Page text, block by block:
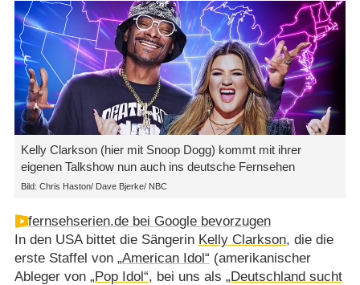
Kelly Clarkson (hier mit Snoop Dogg) kommt mit ihrer
eigenen Talkshow nun auch ins deutsche Fernsehen
Bild: Chris Haston/ Dave Bjerke/ NBC
fernsehserien.de bei Google bevorzugen
In den USA bittet die Sängerin Kelly Clarkson, die die
erste Staffel von „American Idol“ (amerikanischer
Ableger von „Pop Idol“, bei uns als „Deutschland sucht